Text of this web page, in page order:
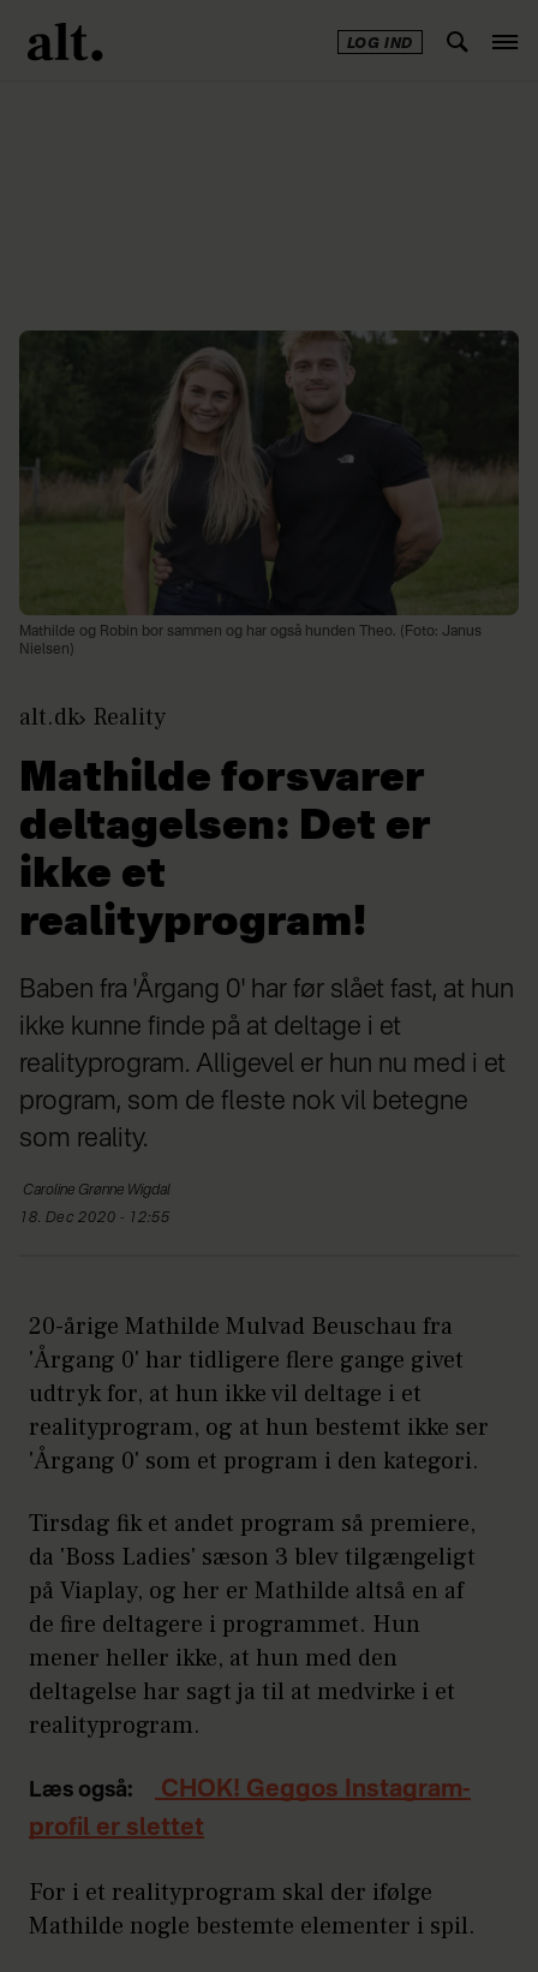
LOG IND
Mathilde og Robin bor sammen og har også hunden Theo. (Foto: Janus
Nielsen)
alt.dk Reality
Mathilde forsvarer
deltagelsen: Det er
ikke et
realityprogram!
Baben fra 'Årgang 0' har før slået fast, at hun
ikke kunne finde på at deltage i et
realityprogram. Alligevel er hun nu med i et
program, som de fleste nok vil betegne
som reality.
Caroline Grønne Wigdal
18. Dec 2020 - 12:55
20-årige Mathilde Mulvad Beuschau fra
'Årgang 0' har tidligere flere gange givet
udtryk for, at hun ikke vil deltage i et
realityprogram, og at hun bestemt ikke ser
'Årgang 0' som et program i den kategori.
Tirsdag fik et andet program så premiere,
da 'Boss Ladies' sæson 3 blev tilgængeligt
på Viaplay, og her er Mathilde altså en af
de fire deltagere i programmet. Hun
mener heller ikke, at hun med den
deltagelse har sagt ja til at medvirke i et
realityprogram.
Læs også:
CHOK! Geggos Instagram-
profil er slettet
For i et realityprogram skal der ifølge
Mathilde nogle bestemte elementer i spil.